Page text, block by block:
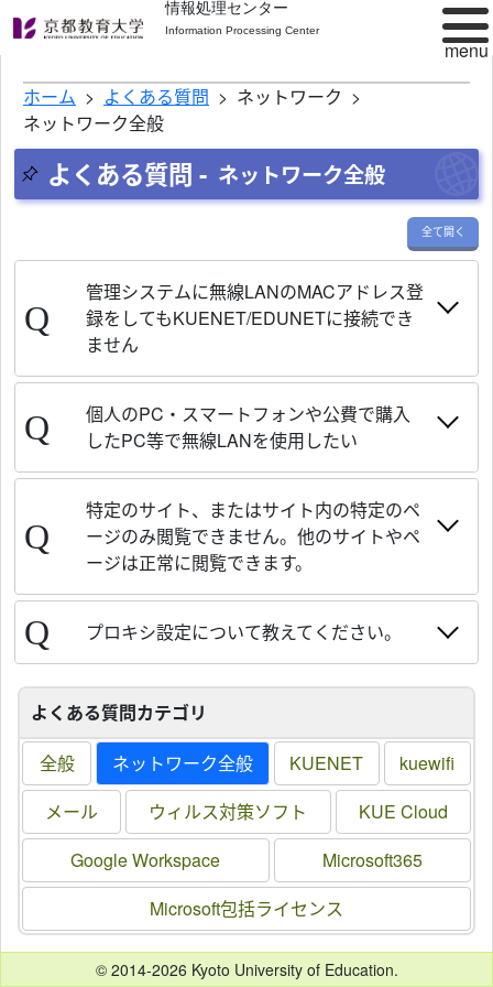
情報処理センター
Information Processing Center
よくある質問カテゴリ
全般
ネットワーク全般 KUENET
kuewifi
メール
ウィルス対策ソフト
KUE Cloud
Google Workspace
Microsoft365
Microsoft包括ライセンス
ホーム よくある質問
ネットワーク
ネットワーク全般
よくある質問 - ネットワーク全般
全て開く
管理システムに無線LANのMACアドレス登
録をしてもKUENET/EDUNETに接続でき
ません
個人のPC・スマートフォンや公費で購入
したPC等で無線LANを使用したい
特定のサイト、またはサイト内の特定のペ
ージのみ閲覧できません。他のサイトやペ
ージは正常に閲覧できます。
プロキシ設定について教えてください。
© 2014-2026 Kyoto University of Education.